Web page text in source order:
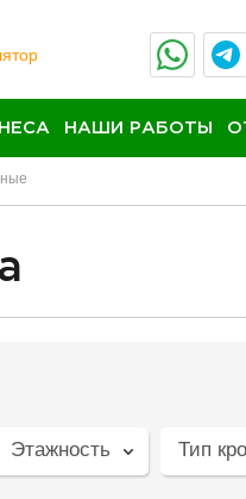
НАШИ РАБОТЫ
Этажность Тип